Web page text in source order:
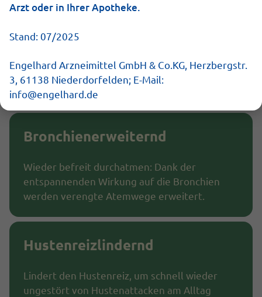
Schleimlösend
Löst den festsitzenden Schleim in den
Bronchien und unterstützt so das Abhusten.
Bronchienerweiternd
Wieder befreit durchatmen: Dank der
entspannenden Wirkung auf die Bronchien
werden verengte Atemwege erweitert.
Hustenreizlindernd
Lindert den Hustenreiz, um schnell wieder
ungestört von Hustenattacken am Alltag
Arzt oder in Ihrer Apotheke.
Stand: 07/2025
Engelhard Arzneimittel GmbH & Co.KG, Herzbergstr.
3, 61138 Niederdorfelden; E-Mail:
info@engelhard.de